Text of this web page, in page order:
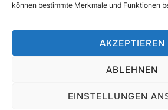
können bestimmte Merkmale und Funktionen
AKZEPTIEREN
ABLEHNEN
EINSTELLUNGEN
MAPS